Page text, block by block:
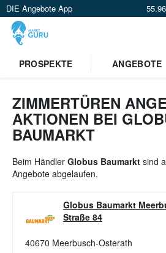
DIE Angebote App
PROSPEKTE
ANGEBOTE
ZIMMERTÜREN
AKTIONEN BEI
BAUMARKT
Beim Händler Globus Baumarkt sind
Angebote abgelaufen.
Globus Baumarkt
Straße 84
40670 Meerbusch-Osterath